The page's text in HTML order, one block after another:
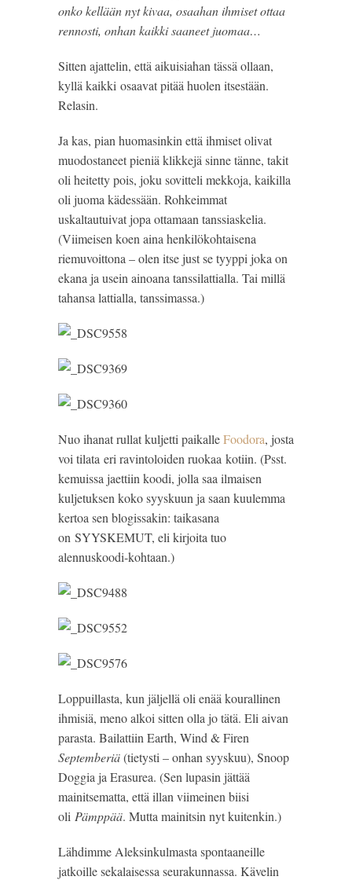
onko kellään nyt kivaa, osaahan ihmiset ottaa
rennosti, onhan kaikki saaneet juomaa…
Sitten ajattelin, että aikuisiahan tässä ollaan,
kyllä kaikki osaavat pitää huolen itsestään.
Relasin.
Ja kas, pian huomasinkin että ihmiset olivat
muodostaneet pieniä klikkejä sinne tänne, takit
oli heitetty pois, joku sovitteli mekkoja, kaikilla
oli juoma kädessään. Rohkeimmat
uskaltautuivat jopa ottamaan tanssiaskelia.
(Viimeisen koen aina henkilökohtaisena
riemuvoittona – olen itse just se tyyppi joka on
ekana ja usein ainoana tanssilattialla. Tai millä
tahansa lattialla, tanssimassa.)
Nuo ihanat rullat kuljetti paikalleFoodora, josta
voi tilata eri ravintoloiden ruokaa kotiin. (Psst.
kemuissa jaettiin koodi, jolla saa ilmaisen
kuljetuksen koko syyskuun ja saan kuulemma
kertoa sen blogissakin: taikasana
on SYYSKEMUT, eli kirjoita tuo
alennuskoodi-kohtaan.)
Loppuillasta, kun jäljellä oli enää kourallinen
ihmisiä, meno alkoi sitten olla jo tätä. Eli aivan
parasta. Bailattiin Earth, Wind & Firen
Septemberiä(tietysti – onhan syyskuu), Snoop
Doggia ja Erasurea. (Sen lupasin jättää
mainitsematta, että illan viimeinen biisi
oli Pämppää. Mutta mainitsin nyt kuitenkin.)
Lähdimme Aleksinkulmasta spontaaneille
jatkoille sekalaisessa seurakunnassa. Kävelin